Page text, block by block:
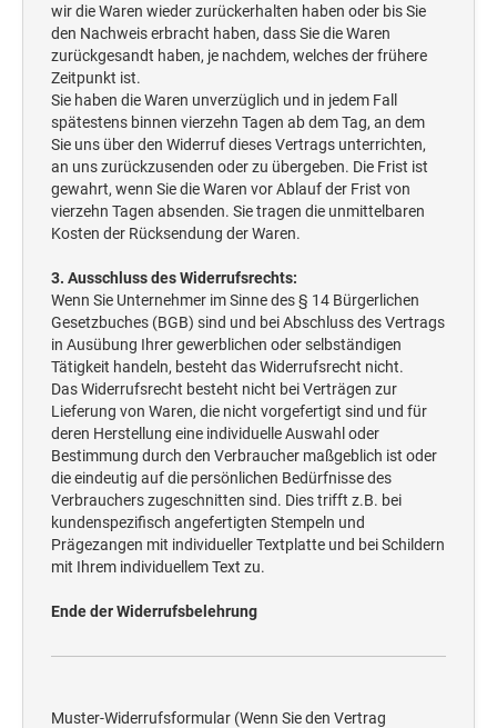
wir die Waren wieder zurückerhalten haben oder bis Sie
den Nachweis erbracht haben, dass Sie die Waren
zurückgesandt haben, je nachdem, welches der frühere
Zeitpunkt ist.
Sie haben die Waren unverzüglich und in jedem Fall
spätestens binnen vierzehn Tagen ab dem Tag, an dem
Sie uns über den Widerruf dieses Vertrags unterrichten,
an uns zurückzusenden oder zu übergeben. Die Frist ist
gewahrt, wenn Sie die Waren vor Ablauf der Frist von
vierzehn Tagen absenden. Sie tragen die unmittelbaren
Kosten der Rücksendung der Waren.
3. Ausschluss des Widerrufsrechts:
Wenn Sie Unternehmer im Sinne des § 14 Bürgerlichen
Gesetzbuches (BGB) sind und bei Abschluss des Vertrags
in Ausübung Ihrer gewerblichen oder selbständigen
Tätigkeit handeln, besteht das Widerrufsrecht nicht.
Das Widerrufsrecht besteht nicht bei Verträgen zur
Lieferung von Waren, die nicht vorgefertigt sind und für
deren Herstellung eine individuelle Auswahl oder
Bestimmung durch den Verbraucher maßgeblich ist oder
die eindeutig auf die persönlichen Bedürfnisse des
Verbrauchers zugeschnitten sind. Dies trifft z.B. bei
kundenspezifisch angefertigten Stempeln und
Prägezangen mit individueller Textplatte und bei Schildern
mit Ihrem individuellem Text zu.
Ende der Widerrufsbelehrung
Muster-Widerrufsformular (Wenn Sie den Vertrag